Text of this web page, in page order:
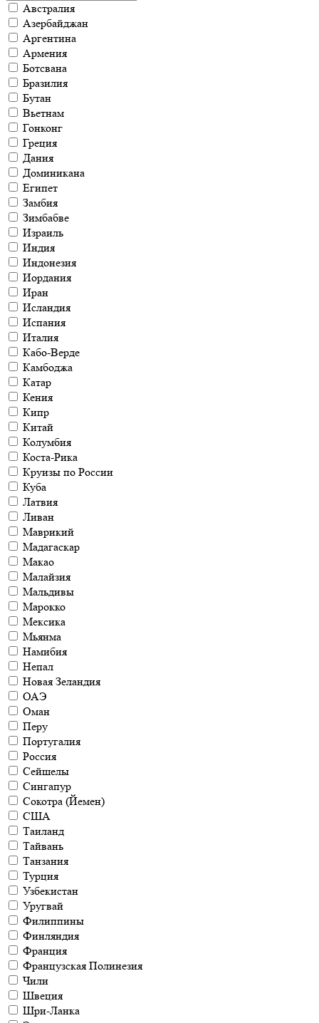
Австралия
Азербайджан
Аргентина
Армения
Ботсвана
Бразилия
Бутан
Вьетнам
Гонконг
Греция
Дания
Доминикана
Египет
Замбия
Зимбабве
Израиль
Индия
Индонезия
Иордания
Иран
Исландия
Испания
Италия
Кабо-Верде
Камбоджа
Катар
Кения
Кипр
Китай
Колумбия
Коста-Рика
Круизы по России
Куба
Латвия
Ливан
Маврикий
Мадагаскар
Макао
Малайзия
Мальдивы
Марокко
Мексика
Мьянма
Намибия
Непал
Новая Зеландия
ОАЭ
Оман
Перу
Португалия
Россия
Сейшелы
Сингапур
Сокотра (Йемен)
США
Таиланд
Тайвань
Танзания
Турция
Узбекистан
Уругвай
Филиппины
Финляндия
Франция
Французская Полинезия
Чили
Швеция
Шри-Ланка